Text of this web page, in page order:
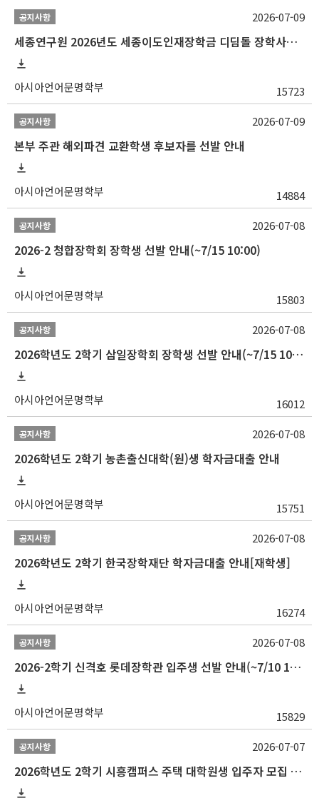
공지사항
세종연구원 2026년도 세종이도인재장학금 디딤돌 장학사업 학자금대출 관련분야(원금상환, 이자지원) 신청 사업 안내
아시아언어문명학부 15723
2026-07-09
공지사항
본부 주관 해외파견 교환학생 후보자를 선발 안내
아시아언어문명학부 14884
2026-07-09
공지사항
2026-2 청합장학회 장학생 선발 안내(~7/15 10:00)
아시아언어문명학부 15803
2026-07-08
공지사항
2026학년도 2학기 삼일장학회 장학생 선발 안내(~7/15 10:00)
아시아언어문명학부 16012
2026-07-08
공지사항
2026학년도 2학기 농촌출신대학(원)생 학자금대출 안내
아시아언어문명학부 15751
2026-07-08
공지사항
2026학년도 2학기 한국장학재단 학자금대출 안내[재학생]
아시아언어문명학부 16274
2026-07-08
공지사항
2026-2학기 신격호 롯데장학관 입주생 선발 안내(~7/10 10:00)
아시아언어문명학부 15829
2026-07-08
공지사항
2026학년도 2학기 시흥캠퍼스 주택 대학원생 입주자 모집 안내
2026-07-07